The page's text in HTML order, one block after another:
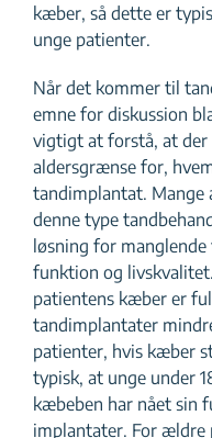
kæber, så dette er
unge patienter.
Når det kommer til
emne for diskussion
vigtigt at forstå, at der
aldersgrænse for,
tandimplantat.
denne type
løsning for
funktion og
patientens kæber er
tandimplantater
patienter, hvis kæber
typisk, at unge under
kæbeben har nået sin
implantater. For